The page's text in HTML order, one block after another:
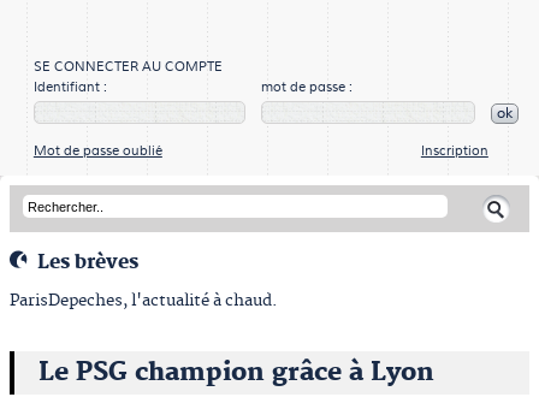
SE CONNECTER AU COMPTE
Identifiant :
mot de passe :
ok
Mot de passe oublié Inscription
Les brèves
ParisDepeches, l'actualité à chaud.
Le PSG champion grâce à Lyon